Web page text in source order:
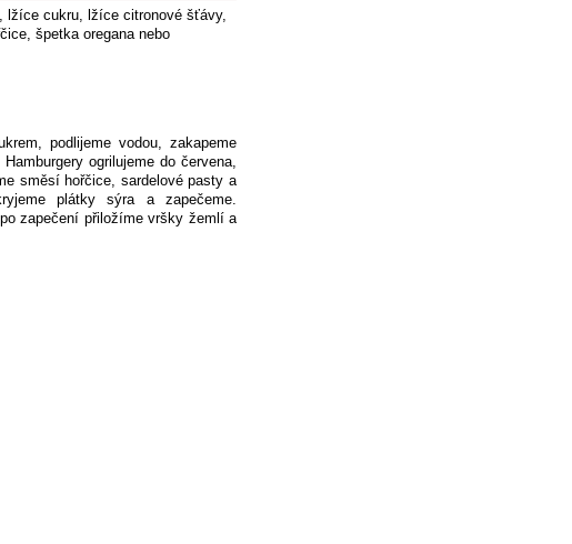
lžíce cukru, lžíce citronové šťávy,
špetka oregana nebo
podlijeme vodou, zakapeme
ogrilujeme do červena,
směsí hořčice, sardelové pasty a
plátky sýra a zapečeme.
po zapečení přiložíme vršky žemlí a